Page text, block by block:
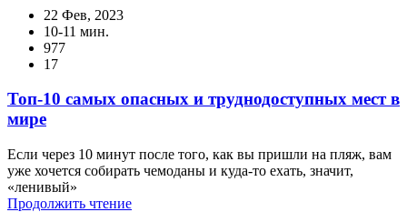
22 Фев, 2023
10-11 мин.
977
17
Топ-10 самых опасных и труднодоступных мест в
мире
Если через 10 минут после того, как вы пришли на пляж, вам
уже хочется собирать чемоданы и куда-то ехать, значит,
«ленивый»
Продолжить чтение